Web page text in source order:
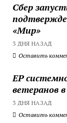
Сбер
«Мир»
3 ДНЯ НАЗАД
Оставить
ЕР
ветеранов
3 ДНЯ НАЗАД
Оставить